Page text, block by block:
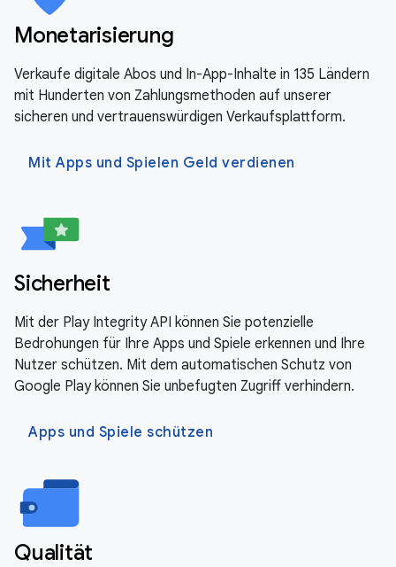
Monetarisierung
Verkaufe digitale Abos und In-App-Inhalte in 135 Ländern
mit Hunderten von Zahlungsmethoden auf unserer
sicheren und vertrauenswürdigen Verkaufsplattform.
Mit Apps und Spielen Geld verdienen
Sicherheit
Mit der Play Integrity API können Sie potenzielle
Bedrohungen für Ihre Apps und Spiele erkennen und Ihre
Nutzer schützen. Mit dem automatischen Schutz von
Google Play können Sie unbefugten Zugriff verhindern.
Apps und Spiele schützen
Qualität